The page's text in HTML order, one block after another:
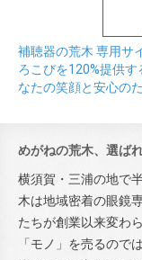
補聴器の荒木 専用サ
ろこびを120%提供
なたの笑顔と安心の
めがねの荒木、選ば
横須賀・三浦の地で
木は地域密着の眼鏡
たちが創業以来変わ
「モノ」を売るので